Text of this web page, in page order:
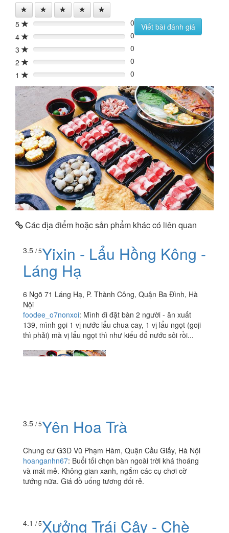
5 0%
0
4
0%
0
3
0%
0
2
0%
0
1
0% 0
Viết bài đánh giá
Các địa điểm hoặc sản phẩm khác có liên quan
3.5 / 5Yixin - Lẩu Hồng Kông -
Láng Hạ
6 Ngõ 71 Láng Hạ, P. Thành Công, Quận Ba Đình, Hà
Nội
foodee_o7nonxoi: Mình đi đặt bàn 2 người - ăn xuất
139, mình gọi 1 vị nước lẩu chua cay, 1 vị lẩu ngọt (goji
thì phải) mà vị lẩu ngọt thì như kiểu đổ nước sôi rồi...
3.5 / 5Yên Hoa Trà
Chung cư G3D Vũ Phạm Hàm, Quận Cầu Giấy, Hà Nội
hoanganhn67: Buổi tối chọn bàn ngoài trời khá thoáng
và mát mẻ. Không gian xanh, ngắm các cụ chơi cờ
tướng nữa. Giá đồ uống tương đối rẻ.